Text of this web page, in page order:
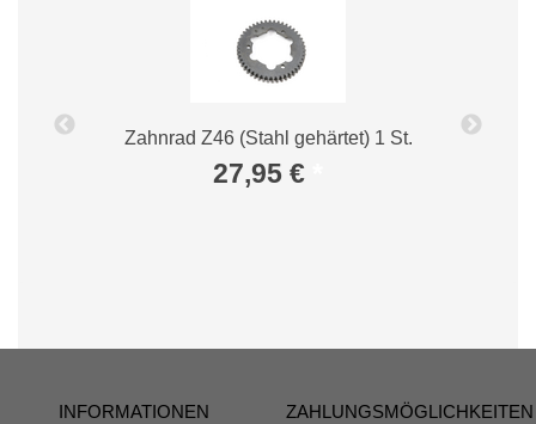
Zahnrad Z46 (Stahl gehärtet) 1 St.
27,95 €
INFORMATIONEN ZAHLUNGSMÖGLICHKEITEN